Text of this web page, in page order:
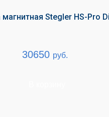
Stegler HS-Pro
30650 руб.